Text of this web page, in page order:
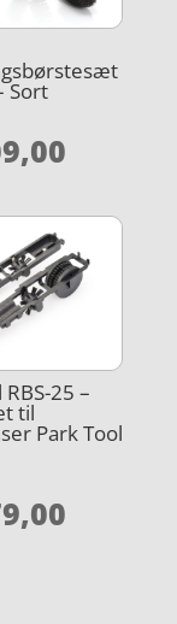
Sort
25 –
til
Park Tool